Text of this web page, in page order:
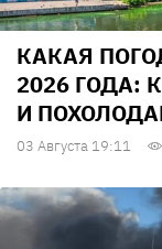
КАКАЯ
2026 ГОДА:
И
03 Августа 19:11